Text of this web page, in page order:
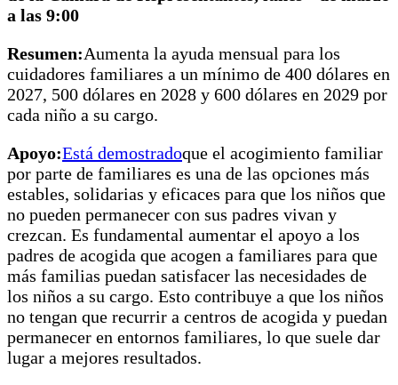
a las 9:00
Resumen:Aumenta la ayuda mensual para los
cuidadores familiares a un mínimo de 400 dólares en
2027, 500 dólares en 2028 y 600 dólares en 2029 por
cada niño a su cargo.
Apoyo:Está demostradoque el acogimiento familiar
por parte de familiares es una de las opciones más
estables, solidarias y eficaces para que los niños que
no pueden permanecer con sus padres vivan y
crezcan. Es fundamental aumentar el apoyo a los
padres de acogida que acogen a familiares para que
más familias puedan satisfacer las necesidades de
los niños a su cargo. Esto contribuye a que los niños
no tengan que recurrir a centros de acogida y puedan
permanecer en entornos familiares, lo que suele dar
lugar a mejores resultados.